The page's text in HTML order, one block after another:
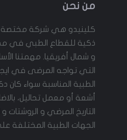
من نحن
كلينيدو هي شركة مختصة
ذكية للقطاع الطبي في
و شمال أفريقيا. مهمتنا
التي تواجه المرضى في
الطبية المناسبة سواء
أشعة أو معمل تحاليل،
التاريخ المرضي و الروشتات
الجهات الطبية المختلفة